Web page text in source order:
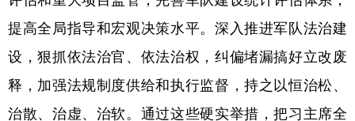
提高全局指导和宏观决策水平。深入推进军队法治建
设，狠抓依法治官、依法治权，纠偏堵漏搞好立改废
释，加强法规制度供给和执行监督，持之以恒治松、
治散、治虚、治软。通过这些硬实举措，把习主席全